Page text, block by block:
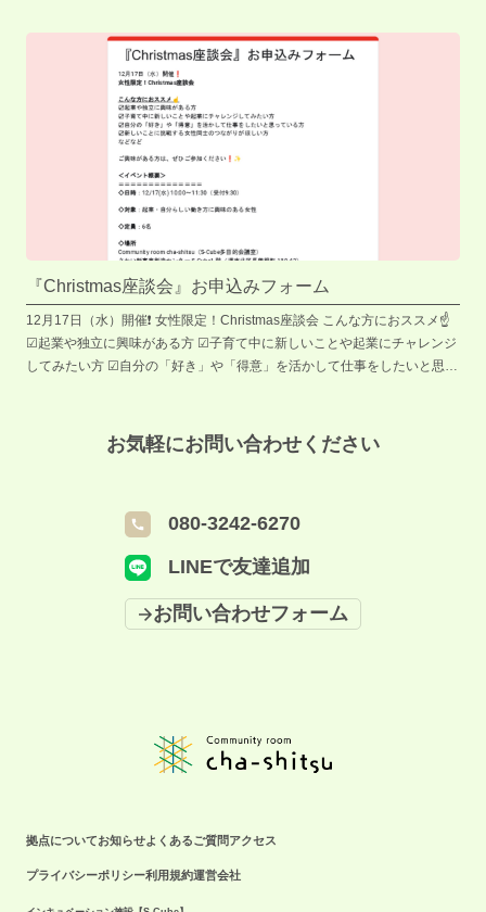
『Christmas座談会』お申込みフォーム
12月17日（水）開催❗️ 女性限定！Christmas座談会 こんな方におススメ☝️
☑︎起業や独立に興味がある方 ☑︎子育て中に新しいことや起業にチャレンジ
してみたい方 ☑︎自分の「好き」や「得意」を活かして仕事をしたいと思っ
＝＝＝＝＝＝＝＝＝＝ ◇日時：12/17(水) 10:00～11:30（受付9:30） ◇対
象：起業・自分らしい働き方に興味のある女性 ◇定員：6名 ◇場所
なかもず駅、南海高野線・中百舌鳥駅から徒歩4分です👣 ◇参加費：無料
イベントの様子を撮影した写真/動画を 広報素材として使用させていただ
のお問い合わせはこちら ☎️拠点携帯：080-3242-6270（月〜金9:00-
お気軽にお問い合わせください
080-3242-6270
LINEで友達追加
お問い合わせフォーム
拠点についてお知らせよくあるご質問アクセス
プライバシーポリシー利用規約運営会社